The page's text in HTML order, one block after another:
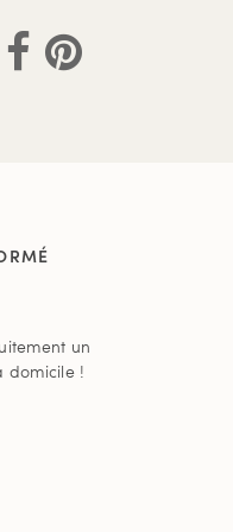
un
domicile !